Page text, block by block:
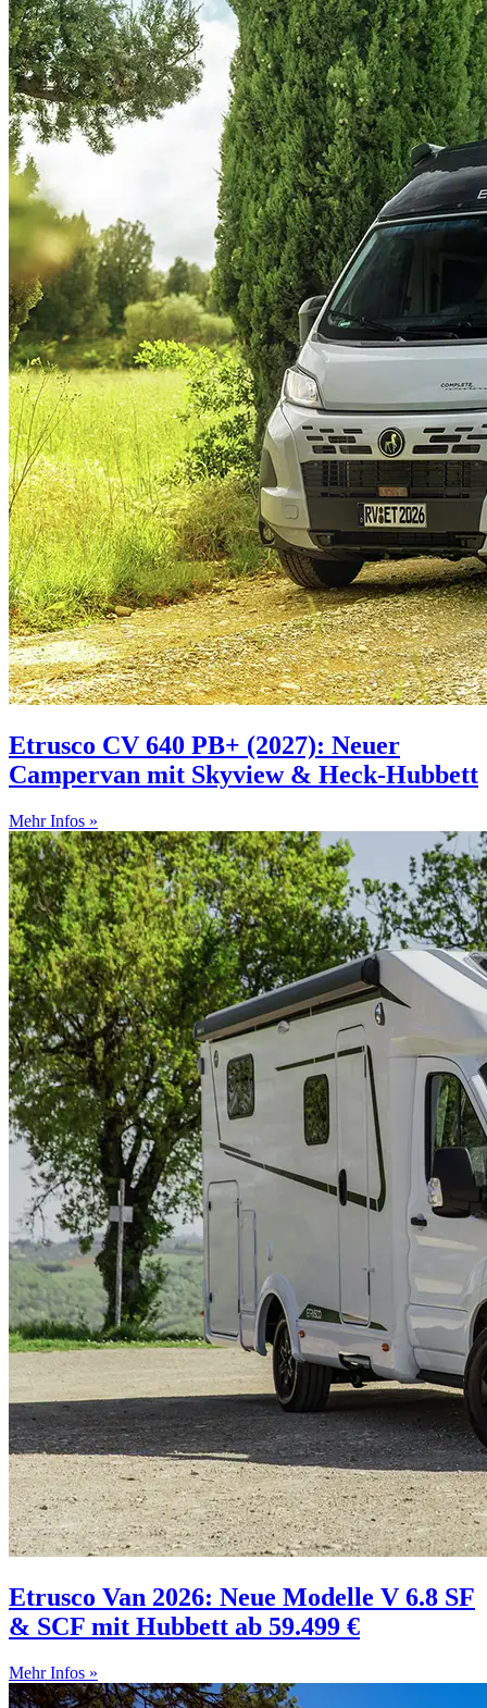
Etrusco CV 640 PB+ (2027): Neuer
Campervan mit Skyview & Heck-Hubbett
Mehr Infos »
Etrusco Van 2026: Neue Modelle V 6.8 SF
& SCF mit Hubbett ab 59.499 €
Mehr Infos »